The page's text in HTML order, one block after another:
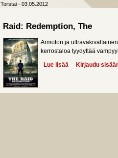
Torstai - 03.05.2012
Raid: Redemption, The
Armoton ja
kerrostaloa tyydyttää
Lue lisää about Raid:
Kirjaudu